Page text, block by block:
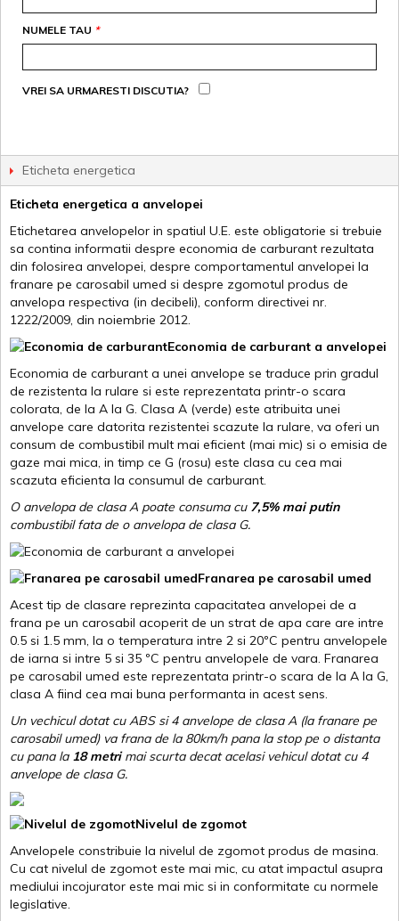
*
NUMELE TAU
VREI SA URMARESTI DISCUTIA?
Eticheta energetica
Eticheta energetica a anvelopei
Etichetarea anvelopelor in spatiul U.E. este obligatorie si trebuie
sa contina informatii despre economia de carburant rezultata
din folosirea anvelopei, despre comportamentul anvelopei la
franare pe carosabil umed si despre zgomotul produs de
anvelopa respectiva (in decibeli), conform directivei nr.
1222/2009, din noiembrie 2012.
Economia de carburant a anvelopei
Economia de carburant a unei anvelope se traduce prin gradul
de rezistenta la rulare si este reprezentata printr-o scara
colorata, de la A la G. Clasa A (verde) este atribuita unei
anvelope care datorita rezistentei scazute la rulare, va oferi un
consum de combustibil mult mai eficient (mai mic) si o emisia de
gaze mai mica, in timp ce G (rosu) este clasa cu cea mai
scazuta eficienta la consumul de carburant.
O anvelopa de clasa A poate consuma cu 7,5% mai putin
combustibil fata de o anvelopa de clasa G.
Franarea pe carosabil umed
Acest tip de clasare reprezinta capacitatea anvelopei de a
frana pe un carosabil acoperit de un strat de apa care are intre
0.5 si 1.5 mm, la o temperatura intre 2 si 20ºC pentru anvelopele
de iarna si intre 5 si 35 ºC pentru anvelopele de vara. Franarea
pe carosabil umed este reprezentata printr-o scara de la A la G,
clasa A fiind cea mai buna performanta in acest sens.
Un vechicul dotat cu ABS si 4 anvelope de clasa A (la franare pe
carosabil umed) va frana de la 80km/h pana la stop pe o distanta
cu pana la 18 metrimai scurta decat acelasi vehicul dotat cu 4
anvelope de clasa G.
Nivelul de zgomot
Anvelopele constribuie la nivelul de zgomot produs de masina.
Cu cat nivelul de zgomot este mai mic, cu atat impactul asupra
mediului incojurator este mai mic si in conformitate cu normele
legislative.